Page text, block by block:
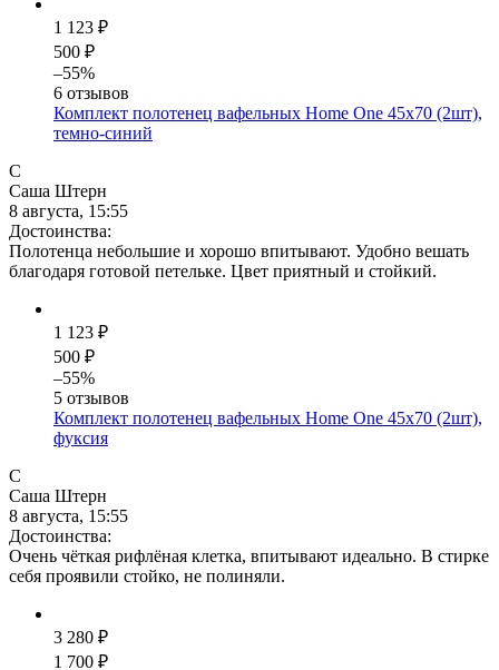
1 123 ₽
500 ₽
–55%
6 отзывов
Комплект полотенец вафельных Home One 45х70 (2шт),
темно-синий
С
Саша Штерн
8 августа, 15:55
Достоинства:
Полотенца небольшие и хорошо впитывают. Удобно вешать
благодаря готовой петельке. Цвет приятный и стойкий.
1 123 ₽
500 ₽
–55%
5 отзывов
Комплект полотенец вафельных Home One 45х70 (2шт),
фуксия
С
Саша Штерн
8 августа, 15:55
Достоинства:
Очень чёткая рифлёная клетка, впитывают идеально. В стирке
себя проявили стойко, не полиняли.
3 280 ₽
1 700 ₽